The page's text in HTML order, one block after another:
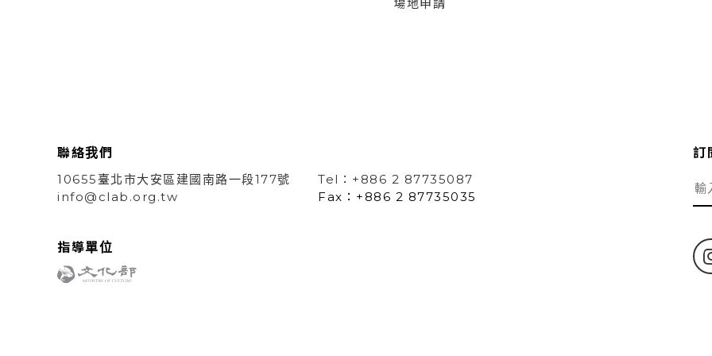
場地申請
聯絡我們
10655臺北市大安區建國南路一段177號
Tel：+886 2 87735087
info@clab.org.tw
Fax：+886 2 87735035
訂
指導單位